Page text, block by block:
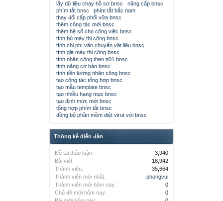
lấy dữ liệu chạy hồ sơ bnsc
nâng cấp bnsc
phím tắt bnsc
phím tắt bắc nam
thay đổi cấp phối vữa bnsc
thêm công tác mới bnsc
thêm hệ số cho công việc bnsc
tính bù máy thi công bnsc
tính chi phí vận chuyển vật liệu bnsc
tính giá máy thi công bnsc
tính nhân công theo tt01 bnsc
tính năng cơ bản bnsc
tính tiền lương nhân công bnsc
tạo công tác tổng hợp bnsc
tạo mẫu template bnsc
tạo nhiều hạng mục bnsc
tạo định mức mới bnsc
tổng hợp phím tắt bnsc
đồng bộ phần mềm diệt virut với bnsc
Thống kê diễn đàn
Đề tài thảo luận:
3,940
Bài viết:
18,942
Thành viên:
35,664
Thành viên mới nhất:
phongvui
Thành viên mới hôm nay:
0
Chủ đề mới hôm nay:
0